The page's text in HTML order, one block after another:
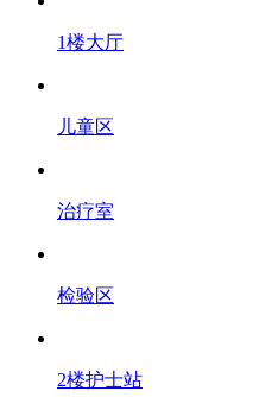
1楼大厅
儿童区
治疗室
检验区
2楼护士站